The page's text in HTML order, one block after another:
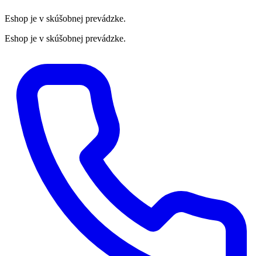
Eshop je v skúšobnej prevádzke.
Eshop je v skúšobnej prevádzke.
obsah